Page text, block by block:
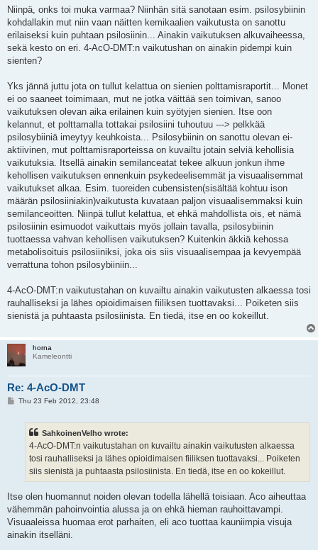
s
Niinpä, onks toi muka varmaa? Niinhän sitä sanotaan esim. psilosybiinin
kohdallakin mut niin vaan näitten kemikaalien vaikutusta on sanottu
erilaiseksi kuin puhtaan psilosiinin... Ainakin vaikutuksen alkuvaiheessa,
sekä kesto on eri. 4-AcO-DMT:n vaikutushan on ainakin pidempi kuin
sienten?
Yks jännä juttu jota on tullut kelattua on sienien polttamisraportit... Monet
ei oo saaneet toimimaan, mut ne jotka väittää sen toimivan, sanoo
vaikutuksen olevan aika erilainen kuin syötyjen sienien. Itse oon
kelannut, et polttamalla tottakai psilosiini tuhoutuu ---> pelkkää
psilosybiiniä imeytyy keuhkoista... Psilosybiinin on sanottu olevan ei-
aktiivinen, mut polttamisraporteissa on kuvailtu jotain selviä kehollisia
vaikutuksia. Itsellä ainakin semilanceatat tekee alkuun jonkun ihme
kehollisen vaikutuksen ennenkuin psykedeelisemmät ja visuaalisemmat
vaikutukset alkaa. Esim. tuoreiden cubensisten(sisältää kohtuu ison
määrän psilosiiniakin)vaikutusta kuvataan paljon visuaalisemmaksi kuin
semilanceoitten. Niinpä tullut kelattua, et ehkä mahdollista ois, et nämä
psilosiinin esimuodot vaikuttais myös jollain tavalla, psilosybiinin
tuottaessa vahvan kehollisen vaikutuksen? Kuitenkin äkkiä kehossa
metabolisoituis psilosiiniksi, joka ois siis visuaalisempaa ja kevyempää
verrattuna tohon psilosybiiniin...
4-AcO-DMT:n vaikutustahan on kuvailtu ainakin vaikutusten alkaessa tosi
rauhalliseksi ja lähes opioidimaisen fiiliksen tuottavaksi... Poiketen siis
sienistä ja puhtaasta psilosiinista. En tiedä, itse en oo kokeillut.
horna
Kameleontti
Re: 4-AcO-DMT
PThu 23 Feb 2012, 23:48
SahkoinenVelho wrote:
4-AcO-DMT:n vaikutustahan on kuvailtu ainakin vaikutusten alkaessa
tosi rauhalliseksi ja lähes opioidimaisen fiiliksen tuottavaksi... Poiketen
siis sienistä ja puhtaasta psilosiinista. En tiedä, itse en oo kokeillut.
Itse olen huomannut noiden olevan todella lähellä toisiaan. Aco aiheuttaa
vähemmän pahoinvointia alussa ja on ehkä hieman rauhoittavampi.
Visuaaleissa huomaa erot parhaiten, eli aco tuottaa kauniimpia visuja
ainakin itselläni.